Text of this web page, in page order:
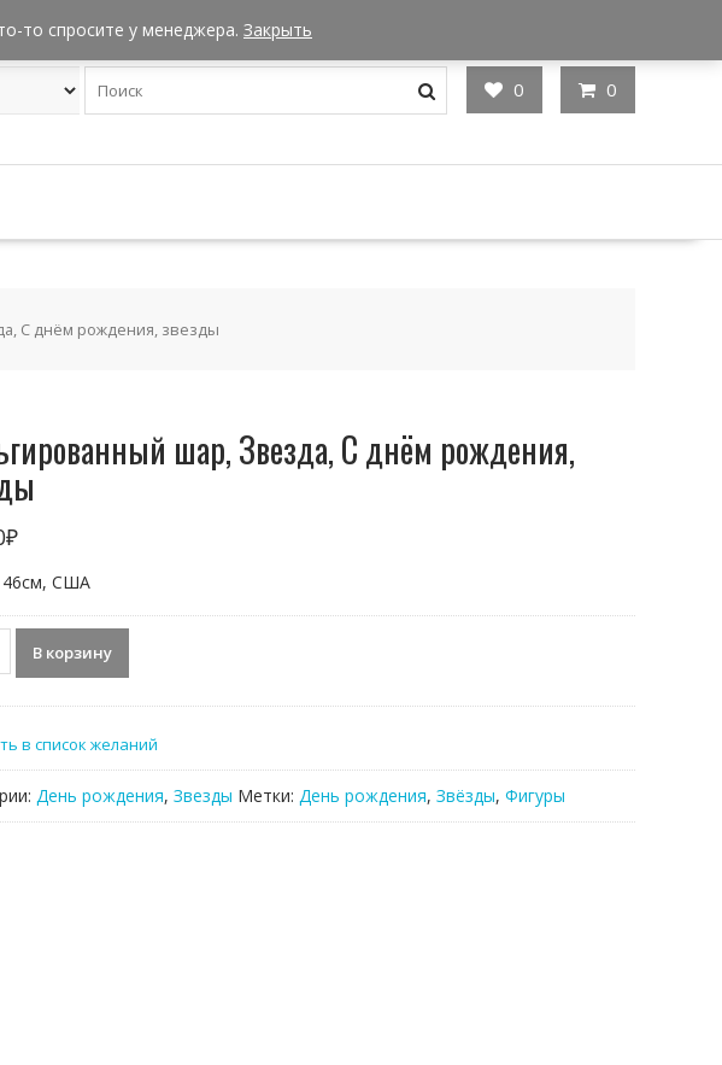
0 0
С днём рождения, звезды
шар, Звезда, С днём рождения,
₽
46см, США
В корзину
в список желаний
День рождения, Звезды Метки: День рождения, Звёзды, Фигуры
то спросите у менеджера. Закрыть